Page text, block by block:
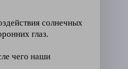
солнечных
глаз.
чего наши